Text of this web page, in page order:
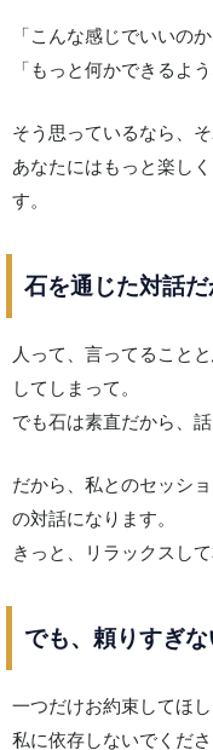
「こんな感じでいいのか
「もっと何かできるよ
そう思っているなら、そ
あなたにはもっと楽し
す。
石を通じた対話
人って、言ってること
してしまって。
でも石は素直だから、話
だから、私とのセッシ
の対話になります。
きっと、リラックスし
でも、頼りすぎ
一つだけお約束してほ
私に依存しないでくださ